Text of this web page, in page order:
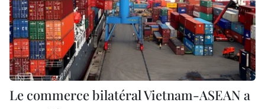
Le commerce bilatéral Vietnam-ASEAN a